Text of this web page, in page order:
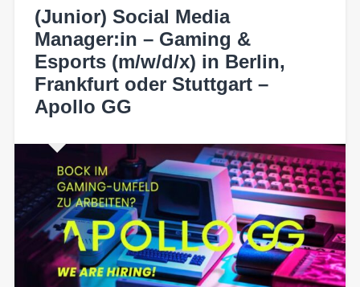
(Junior) Social Media
Manager:in – Gaming &
Esports (m/w/d/x) in Berlin,
Frankfurt oder Stuttgart –
Apollo GG